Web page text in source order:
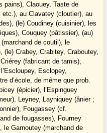
pains), Claouey, Taste de
etc.), au Clavatey (cloutier), au
(le) Coudiney (cuisinier), les
Couquey (pâtissier), (au)
de coutil), le
Crabey, Crabitey, Craboutey,
(fabricant de tamis),
Esclopey,
d’école, de même que prob.
(épicier), l’Espinguey
Leyney, Layniquey (ânier ;
Fougassey (cf.
de fougasses), Fourney
le Garnoutey (marchand de